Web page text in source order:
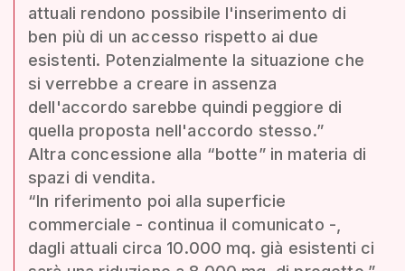
attuali rendono possibile l'inserimento di
ben più di un accesso rispetto ai due
esistenti. Potenzialmente la situazione che
si verrebbe a creare in assenza
dell'accordo sarebbe quindi peggiore di
quella proposta nell'accordo stesso.”
Altra concessione alla “botte” in materia di
spazi di vendita.
“In riferimento poi alla superficie
commerciale - continua il comunicato -,
dagli attuali circa 10.000 mq. già esistenti ci